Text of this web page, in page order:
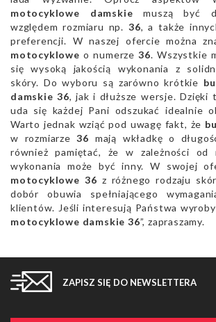
motocyklowe damskie muszą być
względem rozmiaru np.36, a także
preferencji. W naszej ofercie można
motocyklowe o numerze36. Wszystkie
się wysoką jakością wykonania z
skóry. Do wyboru są zarówno krótkie
damskie 36, jak i dłuższe wersje. Dzięki
uda się każdej Pani odszukać idealnie
Warto jednak wziąć pod uwagę fakt, że
w rozmiarze36 mają wkładkę o
również pamiętać, że w zależności od
wykonania może być inny. W swojej
motocyklowe 36 z różnego rodzaju
dobór obuwia spełniającego
klientów. Jeśli interesują Państwa
motocyklowe damskie 36”, zapraszamy.
ZAPISZ SIĘ DO NEWSLETTERA